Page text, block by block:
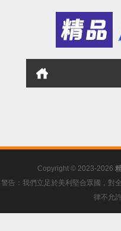
Copyright © 2023-2026
警告：我們立足於美利堅合眾國，對
律不允